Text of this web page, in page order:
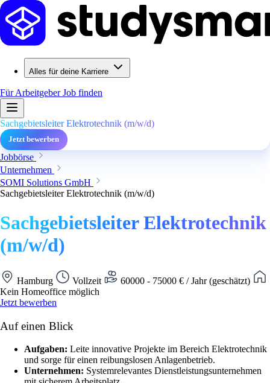
Alles für deine Karriere
Für ArbeitgeberJob finden
Sachgebietsleiter Elektrotechnik (m/w/d)
Jetzt bewerben
Jobbörse
Unternehmen
SOMI Solutions GmbH
Sachgebietsleiter Elektrotechnik (m/w/d)
Sachgebietsleiter Elektrotechnik
(m/w/d)
Hamburg Vollzeit
60000 - 75000 € / Jahr (geschätzt)
Kein Homeoffice möglich
Jetzt bewerben
Auf einen Blick
Aufgaben: Leite innovative Projekte im Bereich Elektrotechnik
und sorge für einen reibungslosen Anlagenbetrieb.
Unternehmen: Systemrelevantes Dienstleistungsunternehmen